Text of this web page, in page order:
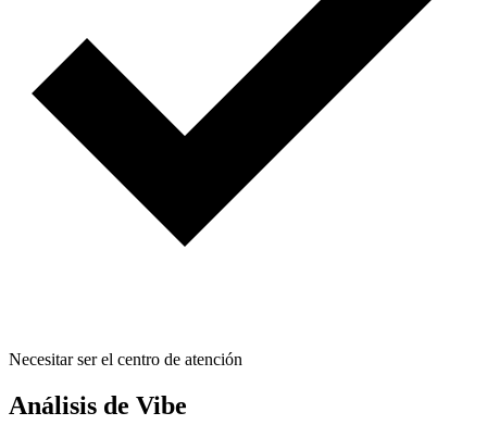
Necesitar ser el centro de atención
Análisis de Vibe